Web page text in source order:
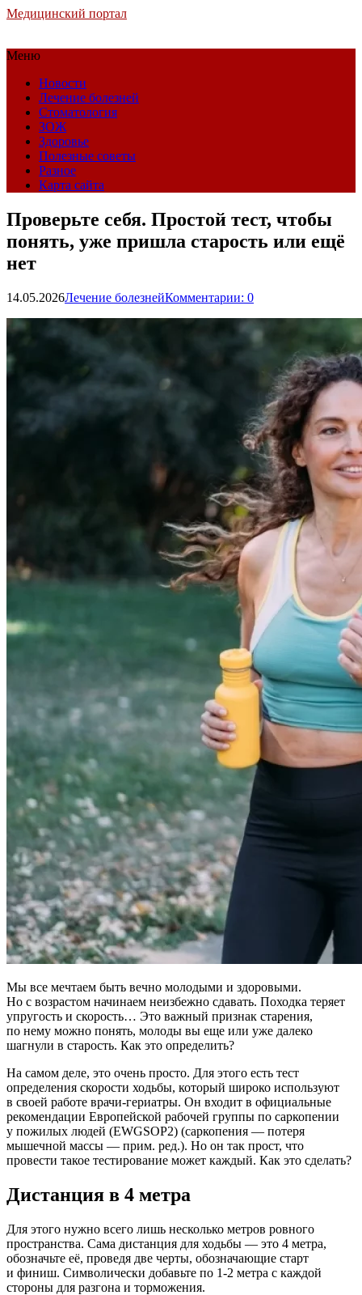
Медицинский портал
Меню
Новости
Лечение болезней
Стоматология
ЗОЖ
Здоровье
Полезные советы
Разное
Карта сайта
Проверьте себя. Простой тест, чтобы
понять, уже пришла старость или ещё
нет
14.05.2026Лечение болезнейКомментарии: 0
Мы все мечтаем быть вечно молодыми и здоровыми.
Но с возрастом начинаем неизбежно сдавать. Походка теряет
упругость и скорость… Это важный признак старения,
по нему можно понять, молоды вы еще или уже далеко
шагнули в старость. Как это определить?
На самом деле, это очень просто. Для этого есть тест
определения скорости ходьбы, который широко используют
в своей работе врачи-гериатры. Он входит в официальные
рекомендации Европейской рабочей группы по саркопении
у пожилых людей (EWGSOP2) (саркопения — потеря
мышечной массы — прим. ред.). Но он так прост, что
провести такое тестирование может каждый. Как это сделать?
Дистанция в 4 метра
Для этого нужно всего лишь несколько метров ровного
пространства. Сама дистанция для ходьбы — это 4 метра,
обозначьте её, проведя две черты, обозначающие старт
и финиш. Символически добавьте по 1-2 метра с каждой
стороны для разгона и торможения.